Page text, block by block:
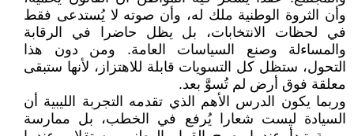
وأن الثروة الوطنية ملك له، وأن صوته لا يُستدعى فقط
في لحظات الانتخابات، بل يظل حاضرا في الرقابة
والمساءلة وصنع السياسات العامة. ومن دون هذا
التحول، ستظل كل التسويات قابلة للاهتزاز، لأنها ستبقى
معلقة فوق أرض لم تُسوَّ بعد.
وربما يكون الدرس الأهم الذي تقدمه التجربة الليبية أن
السيادة ليست شعارا يُرفع في الخطب، بل ممارسة